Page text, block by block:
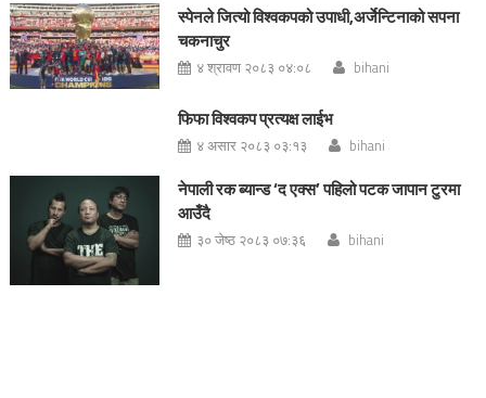
स्पेनले जित्यो विश्वकपको उपाधी,अर्जेन्टिनाको सपना
चकनाचुर
४ श्रावण २०८३ ०४:०८ bihani
फिफा विश्वकप प्रत्यक्ष लाईभ
४ असार २०८३ ०३:१३ bihani
नेपाली रक ब्यान्ड ‘द एक्स’ पहिलो पटक जापान टुरमा
आउँदै
३० जेष्ठ २०८३ ०७:३६ bihani